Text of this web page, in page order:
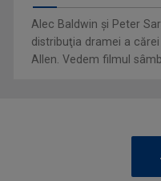
Alec Baldwin şi Peter
distribuţia dramei a
Allen. Vedem filmul